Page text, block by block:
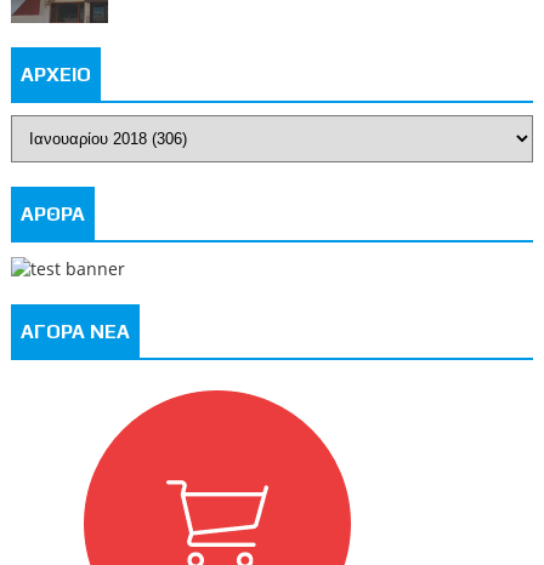
ΑΡΧΕΙΟ
ΑΡΘΡΑ
ΑΓΟΡΑ ΝΕΑ